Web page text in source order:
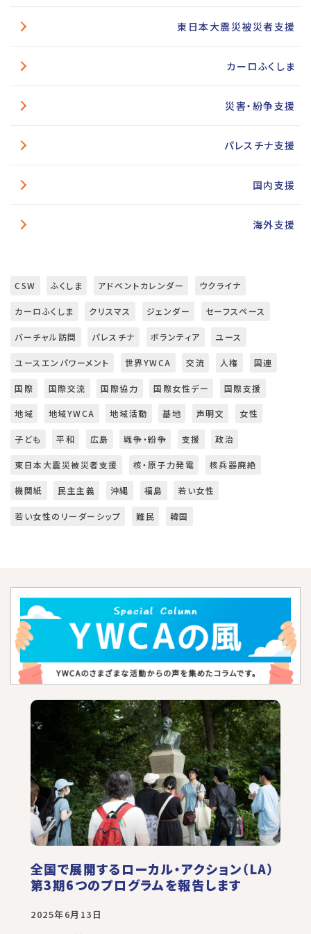
東日本大震災被災者支援
カーロふくしま
災害・紛争支援
パレスチナ支援
国内支援
海外支援
CSW ふくしま アドベントカレンダー ウクライナ
カーロふくしま クリスマス ジェンダー セーフスペース
バーチャル訪問 パレスチナ ボランティア ユース
ユースエンパワーメント 世界YWCA 交流 人権 国連
国際 国際交流 国際協力 国際女性デー 国際支援
地域 地域YWCA 地域活動 基地 声明文 女性
子ども 平和 広島 戦争・紛争 支援 政治
東日本大震災被災者支援 核・原子力発電 核兵器廃絶
機関紙 民主主義 沖縄 福島 若い女性
若い女性のリーダーシップ 難民 韓国
全国で展開するローカル・アクション（LA）
第3期6つのプログラムを報告します
2025年6月13日